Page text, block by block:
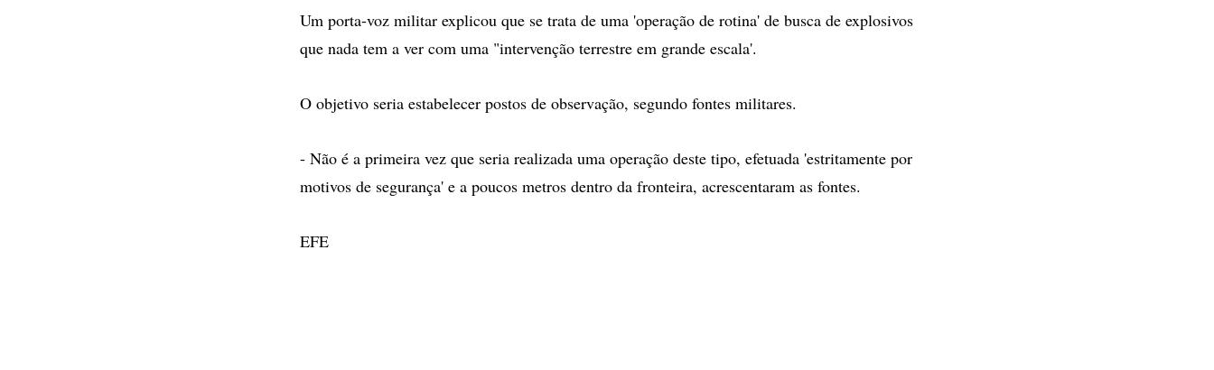
Um porta-voz militar explicou que se trata de uma 'operação de rotina' de busca de explosivos
que nada tem a ver com uma "intervenção terrestre em grande escala'.
O objetivo seria estabelecer postos de observação, segundo fontes militares.
- Não é a primeira vez que seria realizada uma operação deste tipo, efetuada 'estritamente por
motivos de segurança' e a poucos metros dentro da fronteira, acrescentaram as fontes.
EFE